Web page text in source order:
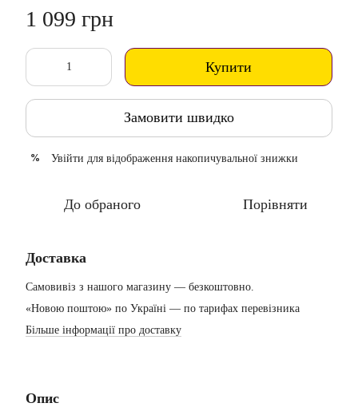
1 099 грн
Купити
Замовити швидко
% Увійти для відображення накопичувальної знижки
До обраного Порівняти
Доставка
Самовивіз з нашого магазину — безкоштовно.
«Новою поштою» по Україні — по тарифах перевізника
Більше інформації про доставку
Опис